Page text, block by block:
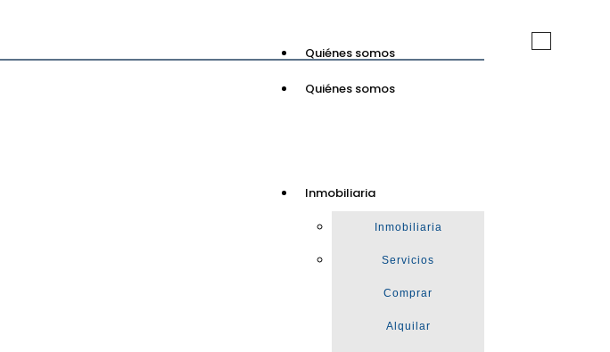
Toggle
Quiénes somos
Quiénes somos
Inmobiliaria
Inmobiliaria
Servicios
Comprar
Alquilar